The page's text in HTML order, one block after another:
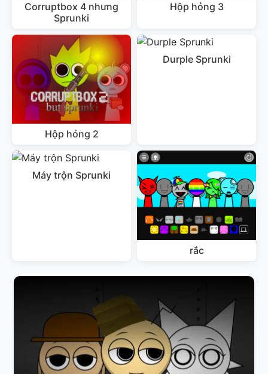
Corruptbox 4 nhưng
Sprunki
Hộp hỏng 3
Hộp hỏng 2
Durple Sprunki
Máy trộn Sprunki
rắc